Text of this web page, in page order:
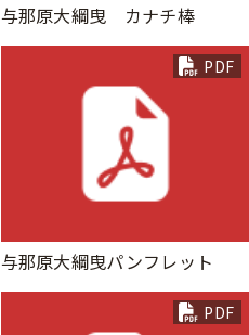
与那原大綱曳 カナチ棒
PDF
与那原大綱曳パンフレット
PDF